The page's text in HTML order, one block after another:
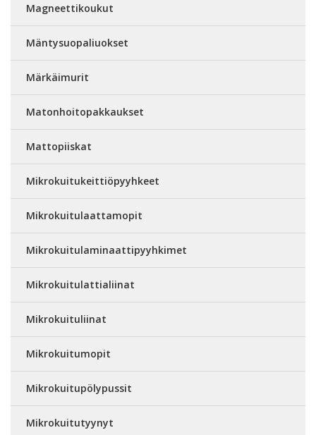
Magneettikoukut
Mäntysuopaliuokset
Märkäimurit
Matonhoitopakkaukset
Mattopiiskat
Mikrokuitukeittiöpyyhkeet
Mikrokuitulaattamopit
Mikrokuitulaminaattipyyhkimet
Mikrokuitulattialiinat
Mikrokuituliinat
Mikrokuitumopit
Mikrokuitupölypussit
Mikrokuitutyynyt